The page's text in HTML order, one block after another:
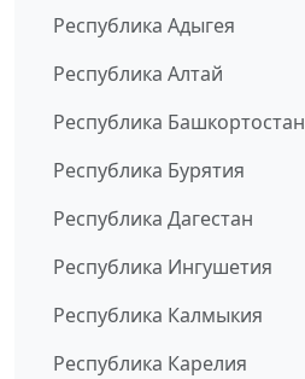
Республика Адыгея
Республика Алтай
Республика Башкортостан
Республика Бурятия
Республика Дагестан
Республика Ингушетия
Республика Калмыкия
Республика Карелия